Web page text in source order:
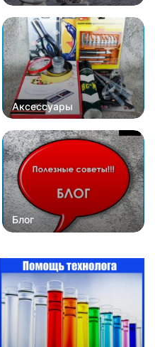
Аксессуары
Блог